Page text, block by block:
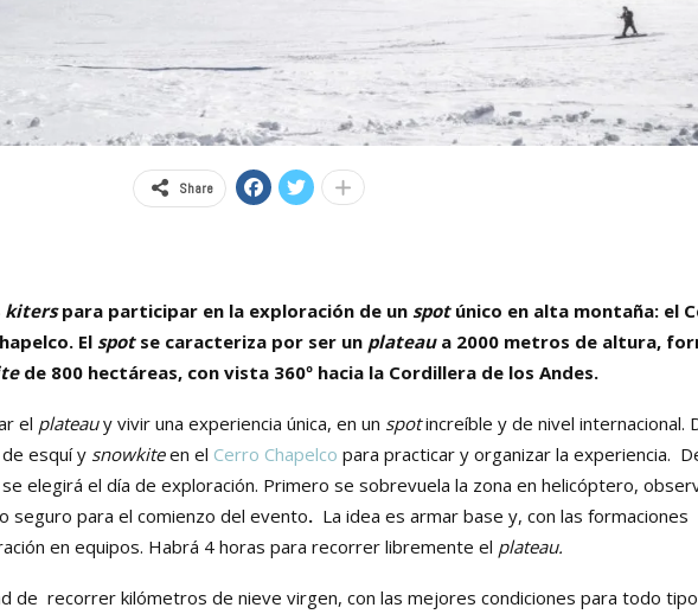
Share
kiterspara participar en la exploración de un spotúnico en alta montaña: el
El spotse caracteriza por ser un plateau a 2000 metros de altura,
de 800 hectáreas, con vista 360º hacia la Cordillera de los Andes.
el plateauy vivir una experiencia única, en un spotincreíble y de nivel internacional.
esquí y snowkiteen el Cerro Chapelco para practicar y organizar la experiencia.
elegirá el día de exploración. Primero se sobrevuela la zona en helicóptero,
seguro para el comienzo del evento. La idea es armar base y, con las formaciones
en equipos. Habrá 4 horas para recorrer libremente el plateau.
de recorrer kilómetros de nieve virgen, con las mejores condiciones para todo